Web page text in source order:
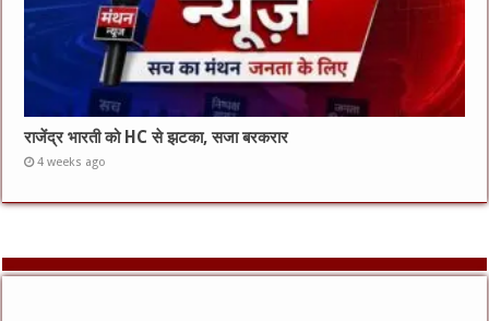
राजेंद्र भारती को HC से झटका, सजा बरकरार
4 weeks ago